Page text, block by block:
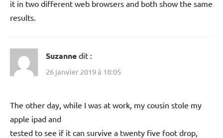
it in two different web browsers and both show the same
results.
Suzanne dit :
26 janvier 2019 à 18:05
The other day, while I was at work, my cousin stole my
apple ipad and
tested to see if it can survive a twenty five foot drop,